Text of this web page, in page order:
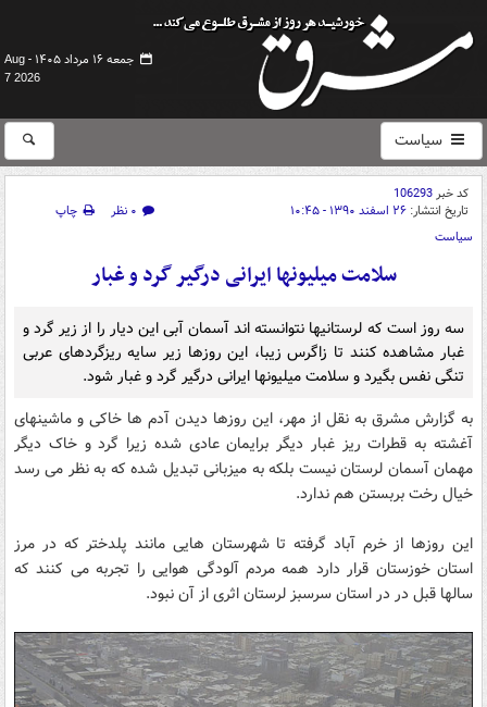
جمعه ۱۶ مرداد ۱۴۰۵ -
Aug
7 2026
سیاست
کد خبر106293
تاریخ انتشار: ۲۶ اسفند ۱۳۹۰ - ۱۰:۴۵ ۰ نظر
چاپ
سیاست
سلامت میلیونها ایرانی درگیر گرد و غبار
سه روز است که لرستانیها نتوانسته اند آسمان آبی این دیار را از زیر گرد و
غبار مشاهده کنند تا زاگرس زیبا، این روزها زیر سایه ریزگردهای عربی
تنگی نفس بگیرد و سلامت میلیونها ایرانی درگیر گرد و غبار شود.
به گزارش مشرق به نقل از مهر، این روزها دیدن آدم ها خاکی و ماشینهای
آغشته به قطرات ریز غبار دیگر برایمان عادی شده زیرا گرد و خاک دیگر
مهمان آسمان لرستان نیست بلکه به میزبانی تبدیل شده که به نظر می رسد
خیال رخت بربستن هم ندارد.
این روزها از خرم آباد گرفته تا شهرستان هایی مانند پلدختر که در مرز
استان خوزستان قرار دارد همه مردم آلودگی هوایی را تجربه می کنند که
سالها قبل در در استان سرسبز لرستان اثری از آن نبود.